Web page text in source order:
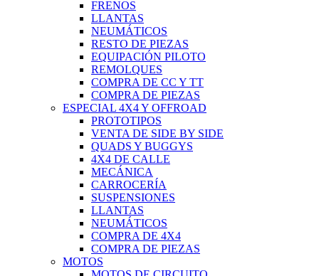
FRENOS
LLANTAS
NEUMÁTICOS
RESTO DE PIEZAS
EQUIPACIÓN PILOTO
REMOLQUES
COMPRA DE CC Y TT
COMPRA DE PIEZAS
ESPECIAL 4X4 Y OFFROAD
PROTOTIPOS
VENTA DE SIDE BY SIDE
QUADS Y BUGGYS
4X4 DE CALLE
MECÁNICA
CARROCERÍA
SUSPENSIONES
LLANTAS
NEUMÁTICOS
COMPRA DE 4X4
COMPRA DE PIEZAS
MOTOS